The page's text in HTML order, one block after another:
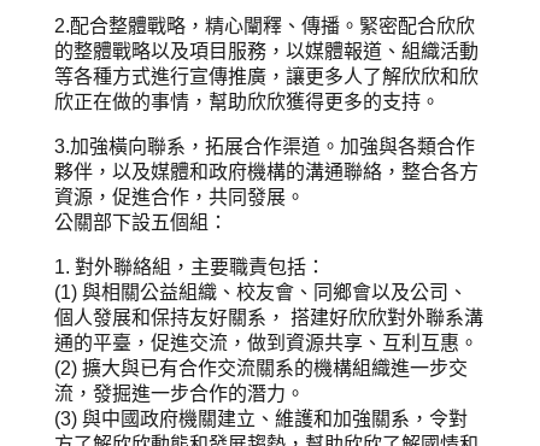
2.配合整體戰略，精心闡釋、傳播。緊密配合欣欣
的整體戰略以及項目服務，以媒體報道、組織活動
等各種方式進行宣傳推廣，讓更多人了解欣欣和欣
欣正在做的事情，幫助欣欣獲得更多的支持。
3.加強橫向聯系，拓展合作渠道。加強與各類合作
夥伴，以及媒體和政府機構的溝通聯絡，整合各方
資源，促進合作，共同發展。
公關部下設五個組：
1. 對外聯絡組，主要職責包括：
(1) 與相關公益組織、校友會、同鄉會以及公司、
個人發展和保持友好關系， 搭建好欣欣對外聯系溝
通的平臺，促進交流，做到資源共享、互利互惠。
(2) 擴大與已有合作交流關系的機構組織進一步交
流，發掘進一步合作的潛力。
(3) 與中國政府機關建立、維護和加強關系，令對